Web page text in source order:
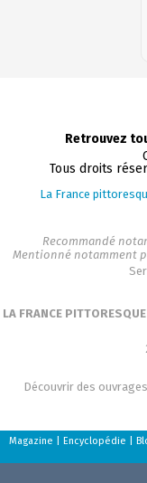
Retrouvez
Tous droits
La France
Recommandé
Mentionné notamment
LA FRANCE
Découvrir des
Magazine Encyclopédie